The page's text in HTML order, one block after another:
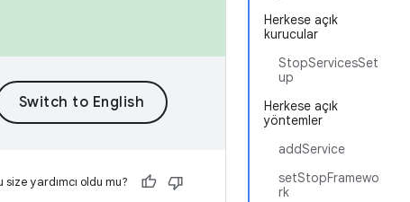
Herkese açık
kurucular
StopServicesSet
up
Herkese açık
yöntemler
addService
setStopFramewo
rk
size yardımcı oldu mu?